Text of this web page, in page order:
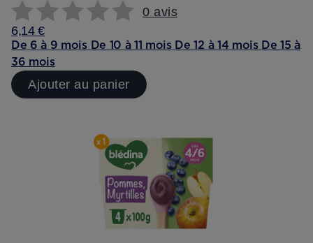
0 avis
6,14 €
De 6 à 9 mois De 10 à 11 mois De 12 à 14 mois De 15 à
36 mois
Ajouter au panier